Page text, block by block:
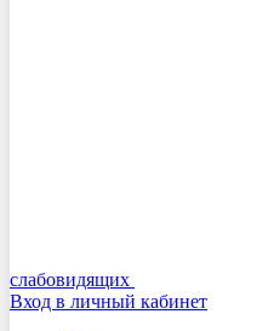
слабовидящих
Вход в личный кабинет